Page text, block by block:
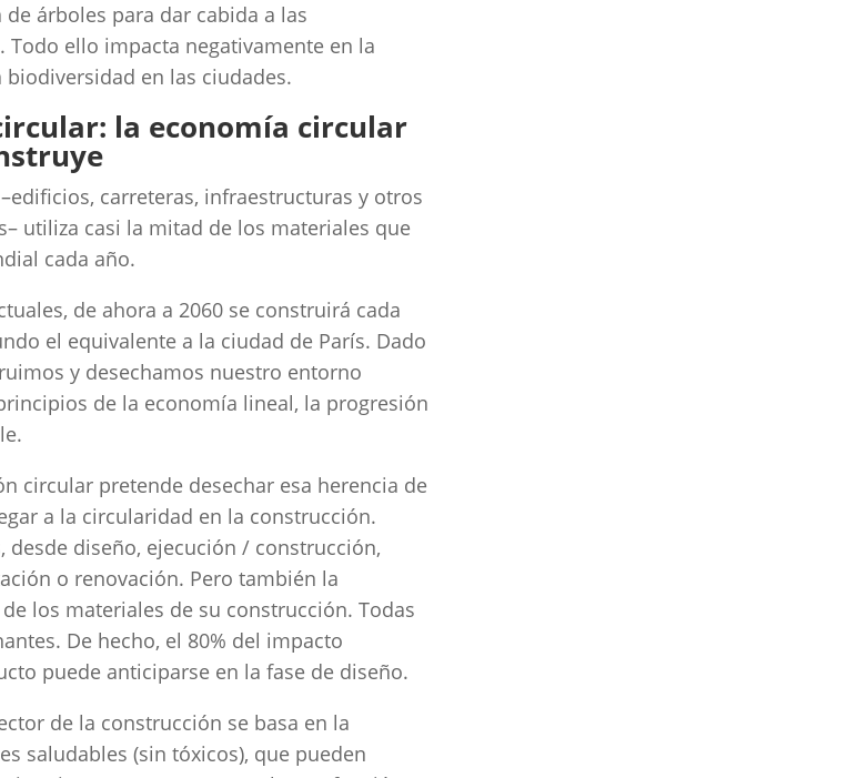
árboles para dar cabida a las
Todo ello impacta negativamente en la
en las ciudades.
la economía circular
carreteras, infraestructuras y otros
utiliza casi la mitad de los materiales que
cada año.
de ahora a 2060 se construirá cada
el equivalente a la ciudad de París. Dado
y desechamos nuestro entorno
de la economía lineal, la progresión
circular pretende desechar esa herencia de
a la circularidad en la construcción.
desde diseño, ejecución / construcción,
o renovación. Pero también la
los materiales de su construcción. Todas
De hecho, el 80% del impacto
puede anticiparse en la fase de diseño.
de la construcción se basa en la
saludables (sin tóxicos), que pueden